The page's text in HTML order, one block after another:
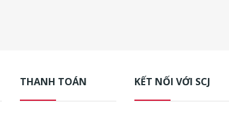
THANH TOÁN KẾT NỐI VỚI SCJ